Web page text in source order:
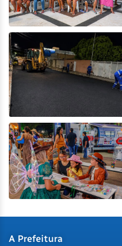
A Prefeitura